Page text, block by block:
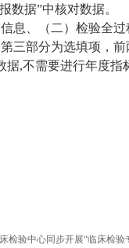
数据”中核对数据。
息、（二）检验全
三部分为选填项，前
据,不需要进行年度指
检验中心同步开展“临床检